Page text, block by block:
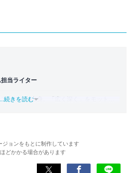
当ライター
アカデミー 出身。「広く深く」をモットー
本以上。ゲーム開発者を目指した経験
き出し、人々に伝えるためゲームライタ
...続きを読む
ョンをもとに制作しています
どかかる場合があります